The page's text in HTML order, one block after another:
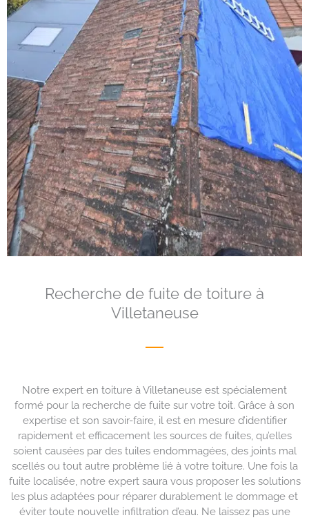
Recherche de fuite de toiture à
Villetaneuse
Notre expert en toiture à Villetaneuse est spécialement
formé pour la recherche de fuite sur votre toit. Grâce à son
expertise et son savoir-faire, il est en mesure d’identifier
rapidement et efficacement les sources de fuites, qu’elles
soient causées par des tuiles endommagées, des joints mal
scellés ou tout autre problème lié à votre toiture. Une fois la
fuite localisée, notre expert saura vous proposer les solutions
les plus adaptées pour réparer durablement le dommage et
éviter toute nouvelle infiltration d’eau. Ne laissez pas une